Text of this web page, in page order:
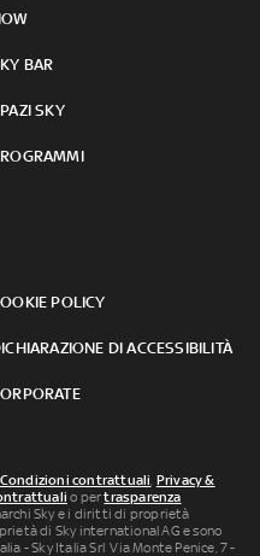
BAR
SKY
POLICY
DI ACCESSIBILITÀ
contrattuali, Privacy &
o pertrasparenza
Sky e i diritti di proprietà
di Sky international AG e sono
- Sky Italia Srl Via Monte Penice, 7 -